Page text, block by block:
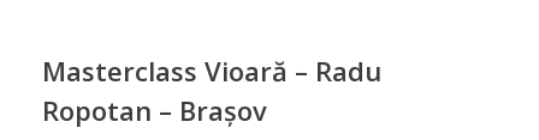
Masterclass Vioară – Radu
Ropotan – Brașov